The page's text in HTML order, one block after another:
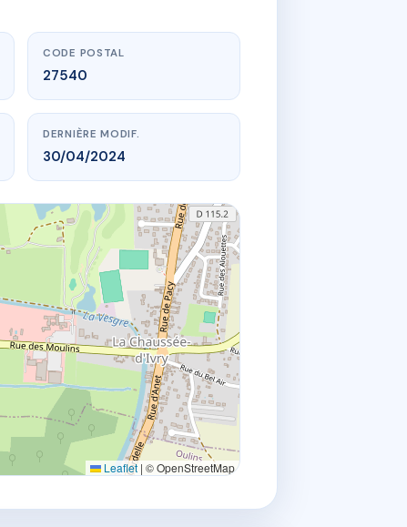
CODE POSTAL
27540
DERNIÈRE MODIF.
30/04/2024
Leaflet | © OpenStreetMap